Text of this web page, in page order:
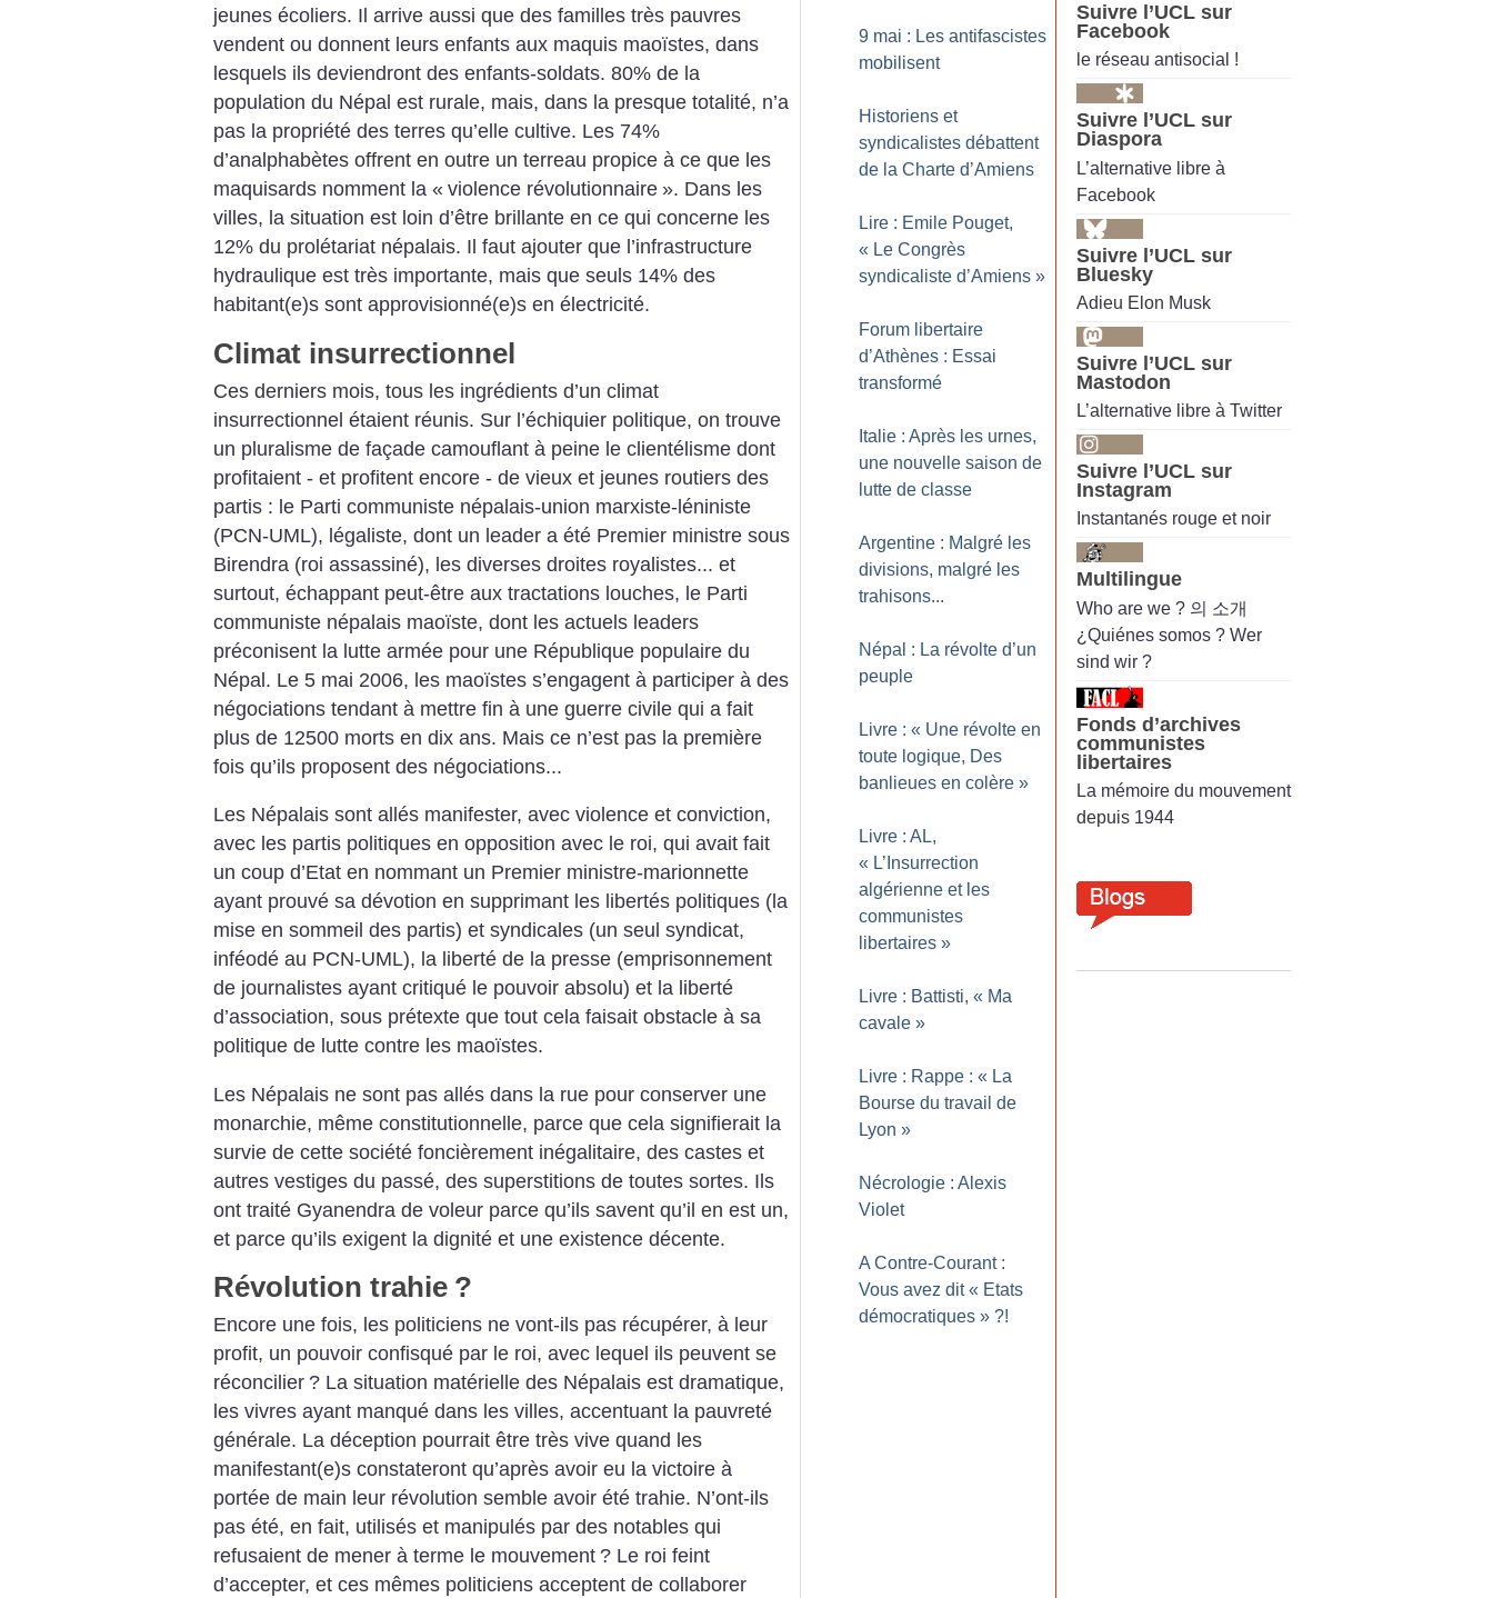
jeunes écoliers. Il arrive aussi que des familles très pauvres
vendent ou donnent leurs enfants aux maquis maoïstes, dans
lesquels ils deviendront des enfants-soldats. 80% de la
population du Népal est rurale, mais, dans la presque totalité, n’a
pas la propriété des terres qu’elle cultive. Les 74%
d’analphabètes offrent en outre un terreau propice à ce que les
maquisards nomment la « violence révolutionnaire ». Dans les
villes, la situation est loin d’être brillante en ce qui concerne les
12% du prolétariat népalais. Il faut ajouter que l’infrastructure
hydraulique est très importante, mais que seuls 14% des
habitant(e)s sont approvisionné(e)s en électricité.
Climat insurrectionnel
Ces derniers mois, tous les ingrédients d’un climat
insurrectionnel étaient réunis. Sur l’échiquier politique, on trouve
un pluralisme de façade camouflant à peine le clientélisme dont
profitaient - et profitent encore - de vieux et jeunes routiers des
partis : le Parti communiste népalais-union marxiste-léniniste
(PCN-UML), légaliste, dont un leader a été Premier ministre sous
Birendra (roi assassiné), les diverses droites royalistes... et
surtout, échappant peut-être aux tractations louches, le Parti
communiste népalais maoïste, dont les actuels leaders
préconisent la lutte armée pour une République populaire du
Népal. Le 5 mai 2006, les maoïstes s’engagent à participer à des
négociations tendant à mettre fin à une guerre civile qui a fait
plus de 12500 morts en dix ans. Mais ce n’est pas la première
fois qu’ils proposent des négociations...
Les Népalais sont allés manifester, avec violence et conviction,
avec les partis politiques en opposition avec le roi, qui avait fait
un coup d’Etat en nommant un Premier ministre-marionnette
ayant prouvé sa dévotion en supprimant les libertés politiques (la
mise en sommeil des partis) et syndicales (un seul syndicat,
inféodé au PCN-UML), la liberté de la presse (emprisonnement
de journalistes ayant critiqué le pouvoir absolu) et la liberté
d’association, sous prétexte que tout cela faisait obstacle à sa
politique de lutte contre les maoïstes.
Les Népalais ne sont pas allés dans la rue pour conserver une
monarchie, même constitutionnelle, parce que cela signifierait la
survie de cette société foncièrement inégalitaire, des castes et
autres vestiges du passé, des superstitions de toutes sortes. Ils
ont traité Gyanendra de voleur parce qu’ils savent qu’il en est un,
et parce qu’ils exigent la dignité et une existence décente.
Révolution trahie ?
Encore une fois, les politiciens ne vont-ils pas récupérer, à leur
profit, un pouvoir confisqué par le roi, avec lequel ils peuvent se
réconcilier ? La situation matérielle des Népalais est dramatique,
les vivres ayant manqué dans les villes, accentuant la pauvreté
générale. La déception pourrait être très vive quand les
manifestant(e)s constateront qu’après avoir eu la victoire à
portée de main leur révolution semble avoir été trahie. N’ont-ils
pas été, en fait, utilisés et manipulés par des notables qui
refusaient de mener à terme le mouvement ? Le roi feint
d’accepter, et ces mêmes politiciens acceptent de collaborer
9 mai : Les antifascistes
mobilisent
Historiens et
syndicalistes débattent
de la Charte d’Amiens
Lire : Emile Pouget,
« Le Congrès
syndicaliste d’Amiens »
Forum libertaire
d’Athènes : Essai
transformé
Italie : Après les urnes,
une nouvelle saison de
lutte de classe
Argentine : Malgré les
divisions, malgré les
trahisons...
Népal : La révolte d’un
peuple
Livre : « Une révolte en
toute logique, Des
banlieues en colère »
Livre : AL,
« L’Insurrection
algérienne et les
communistes
libertaires »
Livre : Battisti, « Ma
cavale »
Livre : Rappe : « La
Bourse du travail de
Lyon »
Nécrologie : Alexis
Violet
A Contre-Courant :
Vous avez dit « Etats
démocratiques » ?!
Suivre l’UCL sur
Facebook
le réseau antisocial !
Suivre l’UCL sur
Diaspora
L’alternative libre à
Facebook
Suivre l’UCL sur
Bluesky
Adieu Elon Musk
Suivre l’UCL sur
Mastodon
L’alternative libre à Twitter
Suivre l’UCL sur
Instagram
Instantanés rouge et noir
Multilingue
Who are we ? 의 소개
¿Quiénes somos ? Wer
sind wir ?
Fonds d’archives
communistes
libertaires
La mémoire du mouvement
depuis 1944